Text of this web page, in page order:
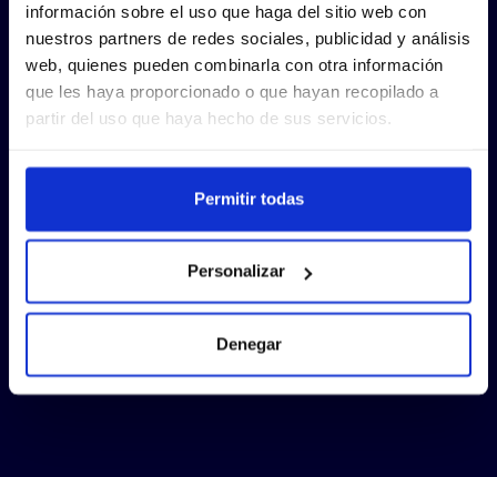
información sobre el uso que haga del sitio web con
nuestros partners de redes sociales, publicidad y análisis
web, quienes pueden combinarla con otra información
que les haya proporcionado o que hayan recopilado a
partir del uso que haya hecho de sus servicios.
Permitir todas
Personalizar
Denegar